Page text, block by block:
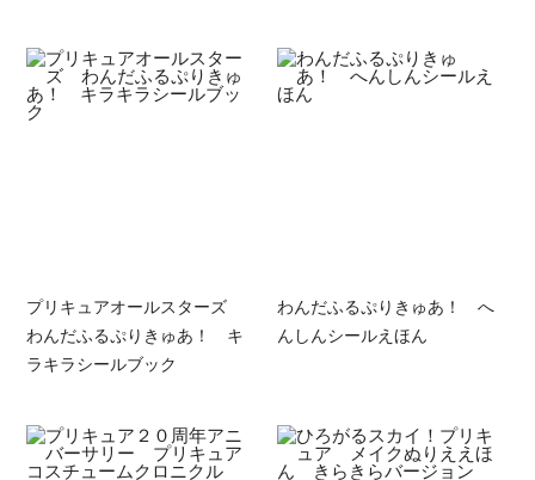
プリキュアオールスターズ
わんだふるぷりきゅあ！ キ
ラキラシールブック
わんだふるぷりきゅあ！ へ
んしんシールえほん